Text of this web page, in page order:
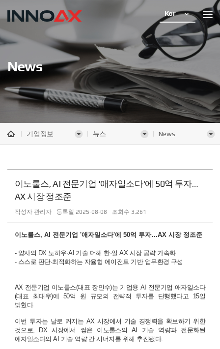
Kor
News
기업정보 뉴스 News
이노룰스, AI 전문기업 '애자일소다'에 50억 투자…
AX 시장 정조준
작성자 관리자 등록일 2025-08-08 조회수 3,261
이노룰스, AI 전문기업 '애자일소다'에 50억 투자…AX 시장 정조준
- 양사의 DX 노하우·AI 기술 더해 한·일 AX 시장 공략 가속화
- 스스로 판단·최적화하는 자율형 에이전트 기반 업무환경 구성
AX 전문기업 이노룰스(대표 장인수)는 기업용 AI 전문기업 애자일소다
(대표 최대우)에 50억 원 규모의 전략적 투자를 단행했다고 15일
밝혔다.
이번 투자는 날로 커지는 AX 시장에서 기술 경쟁력을 확보하기 위한
것으로, DX 시장에서 쌓은 이노룰스의 AI 기술 역량과 전문화된
애자일소다의 AI 기술 역량 간 시너지를 위해 추진됐다.